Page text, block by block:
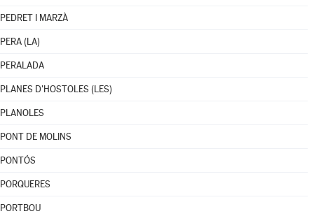
PEDRET I MARZÀ
PERA (LA)
PERALADA
PLANES D'HOSTOLES (LES)
PLANOLES
PONT DE MOLINS
PONTÓS
PORQUERES
PORTBOU